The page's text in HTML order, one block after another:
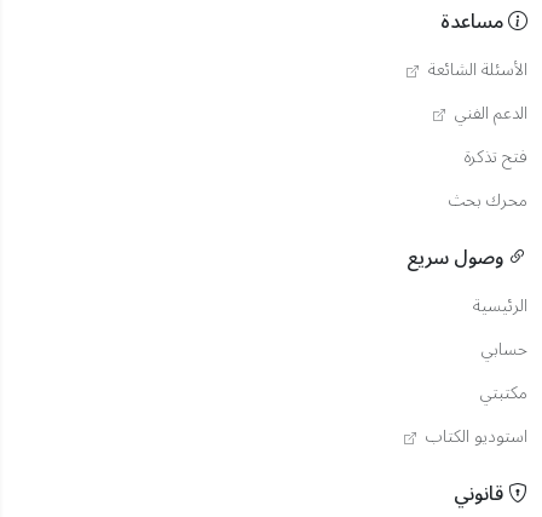
مساعدة
الأسئلة الشائعة
الدعم الفني
فتح تذكرة
محرك بحث
وصول سريع
الرئيسية
حسابي
مكتبتي
استوديو الكتاب
قانوني